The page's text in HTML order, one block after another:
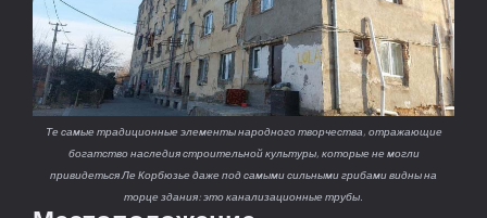
Те самые традиционные элементы народного творчества, отражающие
богатство наследия строительной культуры, которые не могли
привидеться Ле Корбюзье даже под самыми сильными грибами видны на
торце здания: это канализационные трубы.